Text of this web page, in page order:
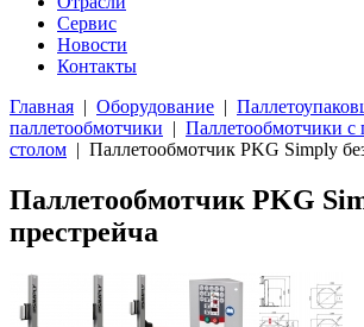
Сервис
Новости
Контакты
Главная | Оборудование |
паллетообмотчики | Паллетообмотчики
столом | Паллетообмотчик PKG Simply
Паллетообмотчик PKG
престрейча